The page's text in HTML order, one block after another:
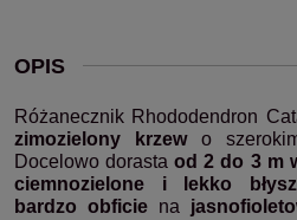
OPIS
Różanecznik Rhododendron
zimozielony krzewo
Docelowo dorastaod 2 do 3 m
ciemnozielone i lekko
bardzo obficie na